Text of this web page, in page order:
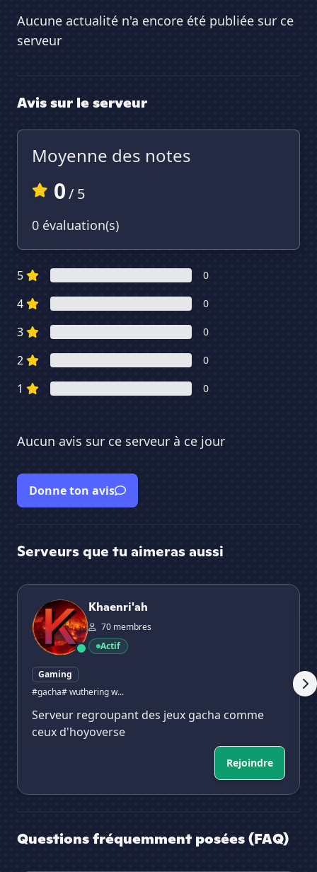
Aucune actualité n'a encore été publiée sur ce
serveur
Avis sur le serveur
Moyenne des notes
0/ 5
0 évaluation(s)
5 0
4 0
3 0
2 0
1 0
Aucun avis sur ce serveur à ce jour
Donne ton avis
Serveurs que tu aimeras aussi
Khaenri'ah
Khaenri'ah
70 membres
Actif
Gaming
#gacha# wuthering w...
Serveur regroupant des jeux gacha comme
ceux d'hoyoverse
Rejoindre
Questions fréquemment posées (FAQ)